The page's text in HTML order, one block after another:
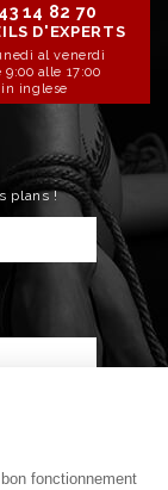
14 82 70
D'EXPERTS
al venerdì
9:00 alle 17:00
in inglese
plans !